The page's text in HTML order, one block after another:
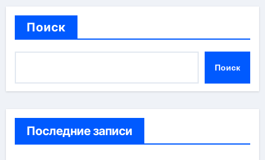
Поиск
Поиск
Последние записи